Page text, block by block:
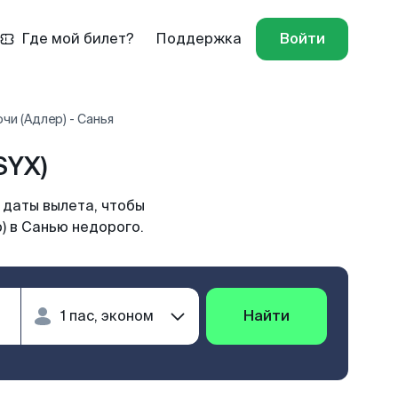
Где мой билет? Поддержка Войти
(Адлер) - Санья
вылета, чтобы
в Санью недорого.
Найти